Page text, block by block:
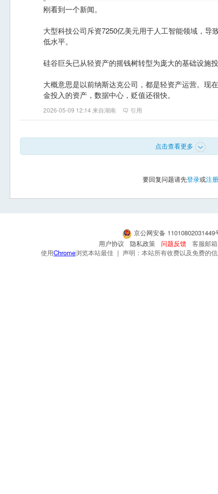
刚看到一个新闻。
大型科技公司斥资7250亿美元用于人工智能领域，导
低水平。
硅谷巨头已从轻资产的摇钱树转型为庞大的基础设施
大概意思是以前纳斯达克公司，都是轻资产运营。现
金投入的资产，数据中心，贬值还很快。
2026-05-09 12:14 来自湖南 引用
点击查看更多
要回复问题请先登录或注册
京公网安备
用户协议
隐私政策 问题反馈
客服邮
使用Chrome浏览本站最佳 | 声明：本站所有收费以及免费的